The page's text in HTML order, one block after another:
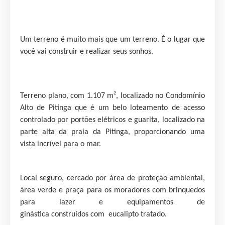
Um terreno é muito mais que um terreno. É o lugar que
você vai construir e realizar seus sonhos.
Terreno plano, com 1.107 m², localizado no Condomínio
Alto de Pitinga que é um belo loteamento de acesso
controlado por portões elétricos e guarita, localizado na
parte alta da praia da Pitinga, proporcionando uma
vista incrível para o mar.
Local seguro, cercado por área de proteção ambiental,
área verde e praça para os moradores com brinquedos
para lazer e equipamentos de
ginástica construídos com eucalipto tratado.